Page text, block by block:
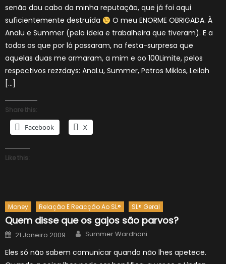
senão dou cabo da minha reputação, que já foi aqui
suficientemente destruída
O meu ENORME OBRIGADA. À
Analu e Summer (pela ideia e trabalheira que tiveram). E a
todos os que por lá passaram, na festa-surpresa que
aquelas duas me armaram, a mim e ao 100Limite, pelos
respectivos rezzdays: AnaLu, Summer, Petros Miklos, Leilah
[…]
Share this:
Facebook X
Like this:
Money Relação E Reacção Ao SL® SL® Geral
Quem disse que os gajos são parvos?
Posted
on
21 Janeiro 2009 Author
Summer Wardhani
Eles só não sabem comunicar quando não lhes apetece.